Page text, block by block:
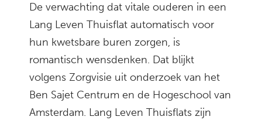
De verwachting dat vitale ouderen in een
Lang Leven Thuisflat automatisch voor
hun kwetsbare buren zorgen, is
romantisch wensdenken. Dat blijkt
volgens Zorgvisie uit onderzoek van het
Ben Sajet Centrum en de Hogeschool van
Amsterdam. Lang Leven Thuisflats zijn